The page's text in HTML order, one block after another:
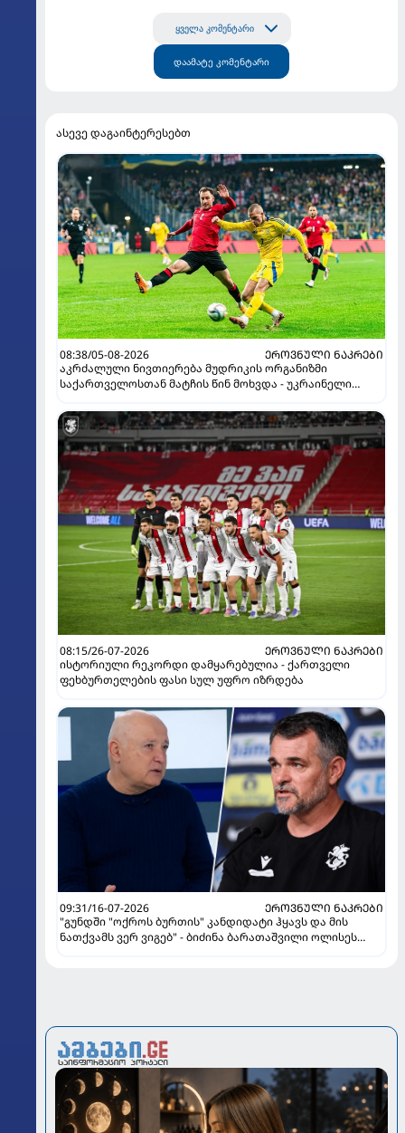
ყველა კომენტარი
დაამატე კომენტარი
ასევე დაგაინტერესებთ
08:38/05-08-2026
ᲔᲠᲝᲕᲜᲣᲚᲘ ᲜᲐᲙᲠᲔᲑᲘ
აკრძალული ნივთიერება მუდრიკის ორგანიზმი
საქართველოსთან მატჩის წინ მოხვდა - უკრაინელი
ინფორმაციას ავრცელებს
08:15/26-07-2026
ᲔᲠᲝᲕᲜᲣᲚᲘ ᲜᲐᲙᲠᲔᲑᲘ
ისტორიული რეკორდი დამყარებულია - ქართველი
ფეხბურთელების ფასი სულ უფრო იზრდება
09:31/16-07-2026
ᲔᲠᲝᲕᲜᲣᲚᲘ ᲜᲐᲙᲠᲔᲑᲘ
"გუნდში "ოქროს ბურთის" კანდიდატი ჰყავს და მის
ნათქვამს ვერ ვიგებ" - ბიძინა ბარათაშვილი ოლისეს